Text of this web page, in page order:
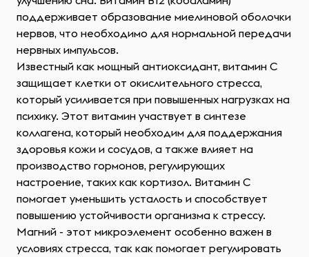
поддерживает образование миелиновой оболочки
нервов, что необходимо для нормальной передачи
нервных импульсов.
Известный как мощный антиоксидант, витамин C
защищает клетки от окислительного стресса,
который усиливается при повышенных нагрузках на
психику. Этот витамин участвует в синтезе
коллагена, который необходим для поддержания
здоровья кожи и сосудов, а также влияет на
производство гормонов, регулирующих
настроение, таких как кортизол. Витамин C
помогает уменьшить усталость и способствует
повышению устойчивости организма к стрессу.
Магний - этот микроэлемент особенно важен в
условиях стресса, так как помогает регулировать